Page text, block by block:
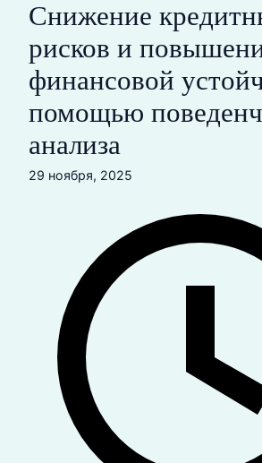
Снижение
рисков и
финансовой
помощью
анализа
29 ноября, 2025